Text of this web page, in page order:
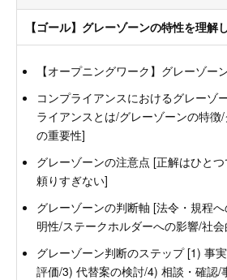
【ゴール】グレーゾーンの特性を理解
【オープニングワーク】グレーゾー
コンプライアンスにおけるグレーゾ
ライアンスとは/グレーゾーンの特
の重要性]
グレーゾーンの注意点 [正解はひと
頼りすぎない]
グレーゾーンの判断軸 [法令・規程
明性/ステークホルダーへの影響/社
グレーゾーン判断のステップ [1) 事
評価/3) 代替案の検討/4) 相談・確認/